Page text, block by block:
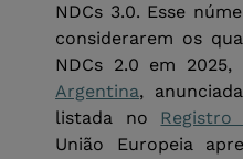
NDCs 3.0. Esse
considerarem os
Argentina,
listada no Registro
União Europeia